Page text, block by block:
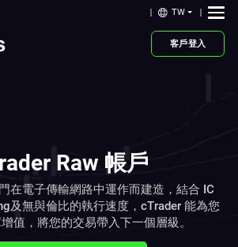
TW
客戶登入
Raw 帳戶
在電子傳輸網路中運作而建造，結合 IC
及無與倫比的執行速度，cTrader 能為您
值，將您的交易帶入下一個層級。